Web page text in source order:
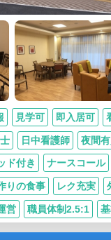
見学可 即入居可
日中看護師 夜間
ド付き ナースコール
りの食事 レク充実
営 職員体制2.5:1